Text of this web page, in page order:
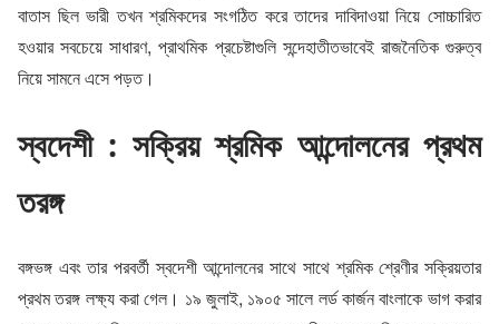
বাতাস ছিল ভারী তখন শ্রমিকদের সংগঠিত করে তাদের দাবিদাওয়া নিয়ে সোচ্চারিত
হওয়ার সবচেয়ে সাধারণ, প্রাথমিক প্রচেষ্টাগুলি সন্দেহাতীতভাবেই রাজনৈতিক গুরুত্ব
নিয়ে সামনে এসে পড়ত।
স্বদেশী : সক্রিয় শ্রমিক আন্দোলনের প্রথম
তরঙ্গ
বঙ্গভঙ্গ এবং তার পরবর্তী স্বদেশী আন্দোলনের সাথে সাথে শ্রমিক শ্রেণীর সক্রিয়তার
প্রথম তরঙ্গ লক্ষ্য করা গেল। ১৯ জুলাই, ১৯০৫ সালে লর্ড কার্জন বাংলাকে ভাগ করার